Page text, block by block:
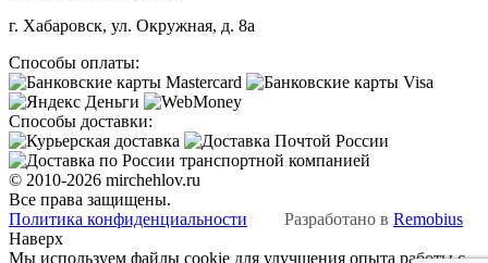
г. Хабаровск, ул. Окружная, д. 8а
Способы оплаты:
Способы доставки:
© 2010-2026 mirchehlov.ru
Все права защищены.
Политика конфиденциальности
Разработано в Remobius
Наверх
Мы используем файлы cookie для улучшения опыта работы с